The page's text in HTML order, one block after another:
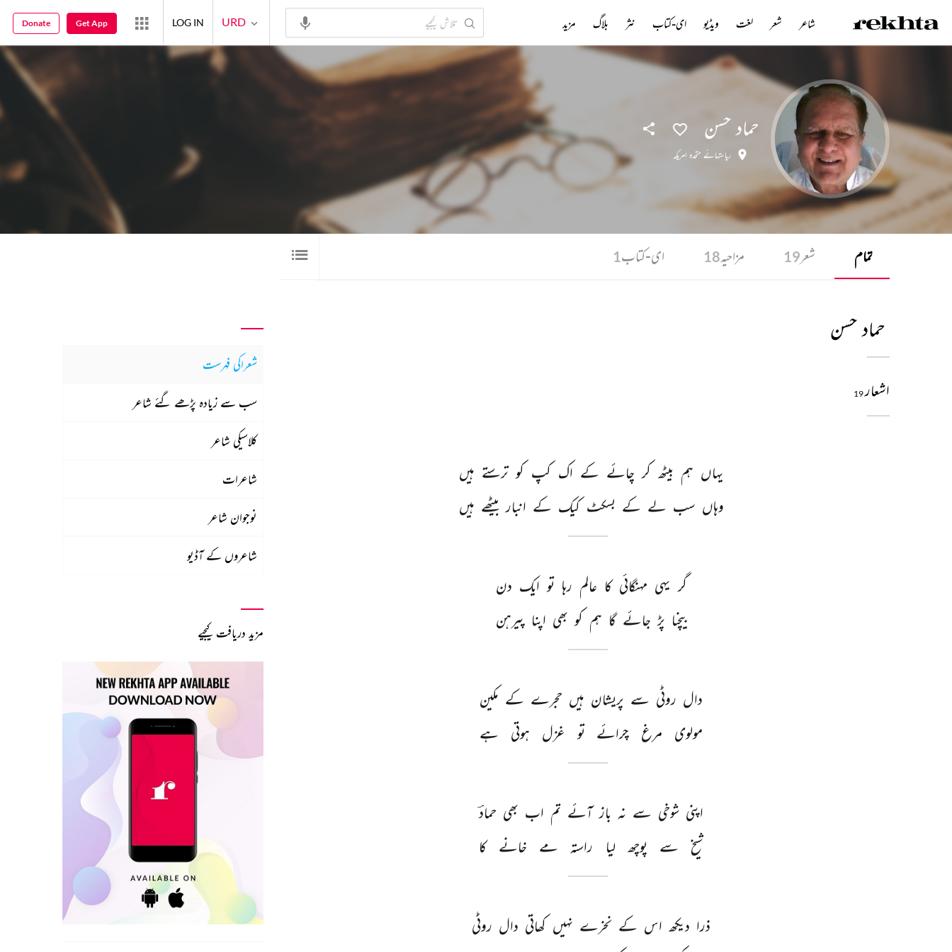
حماد حسن
ریاستہائے متحدہ امریکہ
تمام شعر19 مزاحیہ18 ای-کتاب1
حماد حسن
اشعار19
یہاں ہم بیٹھ کر چائے کے اک کپ کو ترستے ہیں
وہاں سب لے کے بسکٹ کیک کے انبار بیٹھے ہیں
گر یہی مہنگائی کا عالم رہا تو ایک دن
بیچنا پڑ جائے گا ہم کو بھی اپنا پیرہن
دال روٹی سے پریشان ہیں حجرے کے مکین
مولوی
مرغ چرائے تو غزل ہوتی ہے
اپنی شوخی سے نہ باز آئے تم اب بھی حمادؔ
شیخ
سے پوچھ لیا راستہ مے خانے کا
ذرا دیکھ اس کے نخرے نہیں کھاتی دال روٹی
شعراکی فہرست
سب سے زیادہ پڑھے گئے شاعر
کلاسیکی شاعر
شاعرات
نوجوان شاعر
شاعروں کے آڈیو
مزید دریافت کیجیے
شاعر شعر لغت ویڈیو ای-کتاب نثر بلاگ مزید URD
LOG IN
Get App
Donate